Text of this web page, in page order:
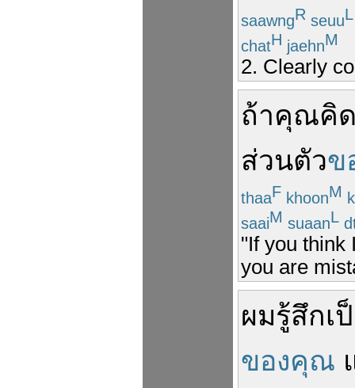
saawngR seuuL
chatH jaehnM
2. Clearly
ถ้าคุณคิ
ส่วนตัวข
thaaF khoonM
saaiM suaanL
"If you think
you are
ผมรู้สึกเ
ของคุณ